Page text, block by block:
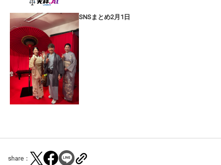
SNSまとめ2月1日
share：